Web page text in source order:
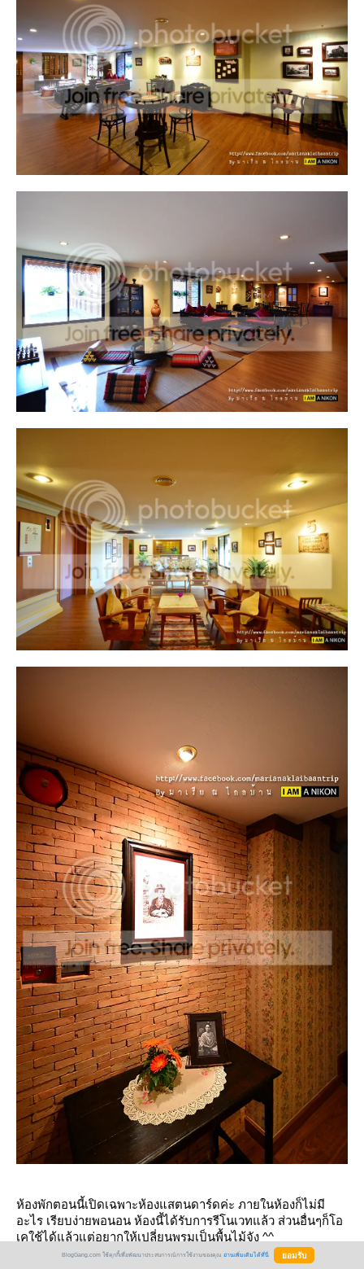
ห้องพักตอนนี้เปิดเฉพาะห้องแสตนดาร์ดค่ะ ภายในห้องก็ไม่มี
อะไร เรียบง่ายพอนอน ห้องนี้ได้รับการรีโนเวทแล้ว ส่วนอื่นๆก็โอ
เคใช้ได้แล้วแต่อยากให้เปลี่ยนพรมเป็นพื้นไม้จัง ^^
BlogGang.com ใช้คุกกี้เพื่อพัฒนาประสบการณ์การใช้งานของคุณ อ่านเพิ่มเติมได้ที่นี่